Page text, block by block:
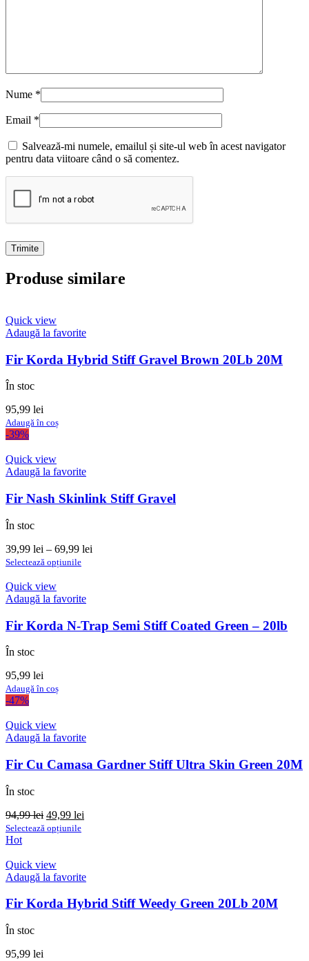
Nume *
Email *
Salvează-mi numele, emailul și site-ul web în acest navigator
pentru data viitoare când o să comentez.
Produse similare
Quick view
Adaugă la favorite
Fir Korda Hybrid Stiff Gravel Brown 20Lb 20M
În stoc
95,99 lei
Adaugă în coș
-39%
Quick view
Adaugă la favorite
Fir Nash Skinlink Stiff Gravel
În stoc
39,99 lei – 69,99 lei
69,99 lei
Selectează opțiunileAcest
mai
variații.
Opțiunile
Quick view
Adaugă la favorite
Fir Korda N-Trap Semi Stiff Coated Green – 20lb
În stoc
95,99 lei
Adaugă în coș
-47%
Quick view
Adaugă la favorite
Fir Cu Camasa Gardner Stiff Ultra Skin Green 20M
În stoc
94,99lei Prețul
inițial
94,99 lei.
49,99 lei
Selectează opțiunileAcest
multe
Opțiunile
Hot
Quick view
Adaugă la favorite
Fir Korda Hybrid Stiff Weedy Green 20Lb 20M
În stoc
95,99 lei